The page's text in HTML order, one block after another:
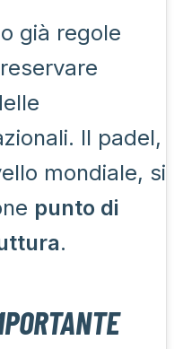
già regole
Il padel,
mondiale, si
punto di
.